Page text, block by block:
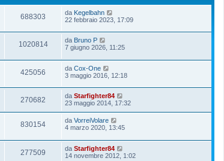
688303 da Kegelbahn
22 febbraio 2023, 17:09
1020814 da Bruno P
7 giugno 2026, 11:25
425056 da Cox-One
3 maggio 2016, 12:18
270682 da Starfighter84
23 maggio 2014, 17:32
830154 da VorreiVolare
4 marzo 2020, 13:45
277509 da Starfighter84
14 novembre 2012, 1:02